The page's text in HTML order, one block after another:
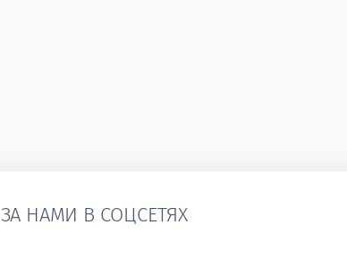
НАМИ В СОЦСЕТЯХ
Vk